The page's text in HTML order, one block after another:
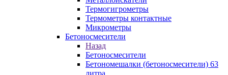
Термогигрометры
Термометры контактные
Микрометры
Бетоносмесители
Назад
Бетоносмесители
Бетономешалки (бетоносмесители) 63
литра